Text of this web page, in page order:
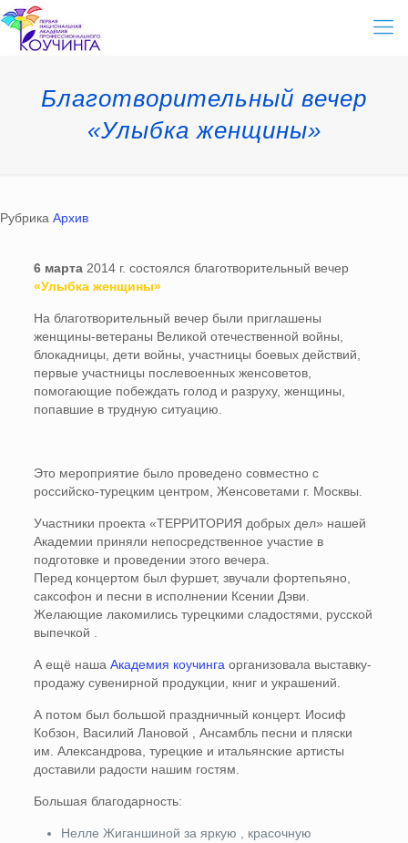
Благотворительный вечер
«Улыбка женщины»
Рубрика Архив
6 марта2014 г. состоялся благотворительный вечер
«Улыбка женщины»
На благотворительный вечер были приглашены
женщины-ветераны Великой отечественной войны,
блокадницы, дети войны, участницы боевых действий,
первые участницы послевоенных женсоветов,
помогающие побеждать голод и разруху, женщины,
попавшие в трудную ситуацию.
Это мероприятие было проведено совместно с
российско-турецким центром, Женсоветами г. Москвы.
Участники проекта «ТЕРРИТОРИЯ добрых дел» нашей
Академии приняли непосредственное участие в
подготовке и проведении этого вечера.
Перед концертом был фуршет, звучали фортепьяно,
саксофон и песни в исполнении Ксении Дэви.
Желающие лакомились турецкими сладостями, русской
выпечкой .
А ещё наша Академия коучинга организовала выставку-
продажу сувенирной продукции, книг и украшений.
А потом был большой праздничный концерт. Иосиф
Кобзон, Василий Лановой , Ансамбль песни и пляски
им. Александрова, турецкие и итальянские артисты
доставили радости нашим гостям.
Большая благодарность:
Нелле Жиганшиной за яркую , красочную